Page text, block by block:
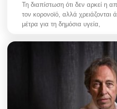
Τη διαπίστωση ότι δεν αρκεί η
τον κορονοϊό, αλλά
μέτρα για τη δημόσια υγεία,